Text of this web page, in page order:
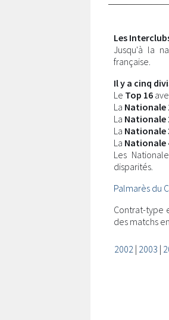
Les
Jusqu'à la
française.
Il y a cinq
Le Top 16
La Nationale
La Nationale
La Nationale
La Nationale
Les
disparités.
Palmarès du
Contrat-type
des matchs
2002| 2003 |